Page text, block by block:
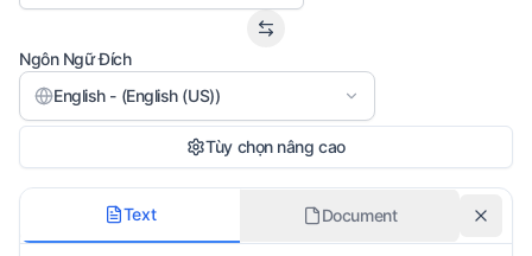
Ngôn Ngữ Đích
English - (English (US))
Tùy chọn nâng cao
Đối tượng mục tiêu
Công chúng
Text Document